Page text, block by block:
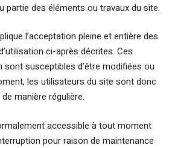
partie des éléments ou travaux du site.
l’acceptation pleine et entière des
ci-après décrites. Ces
sont susceptibles d’être modifiées ou
les utilisateurs du site sont donc
manière régulière.
accessible à tout moment
pour raison de maintenance